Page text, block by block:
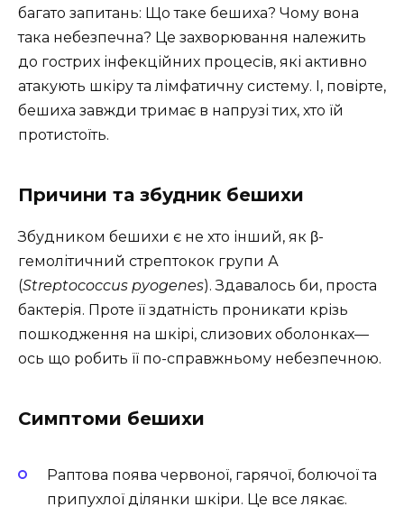
багато запитань: Що таке бешиха? Чому вона
така небезпечна? Це захворювання належить
до гострих інфекційних процесів, які активно
атакують шкіру та лімфатичну систему. І, повірте,
бешиха завжди тримає в напрузі тих, хто їй
протистоїть.
Причини та збудник бешихи
Збудником бешихи є не хто інший, як β-
гемолітичний стрептокок групи А
(Streptococcus pyogenes). Здавалось би, проста
бактерія. Проте її здатність проникати крізь
пошкодження на шкірі, слизових оболонках—
ось що робить її по-справжньому небезпечною.
Симптоми бешихи
Раптова поява червоної, гарячої, болючої та
припухлої ділянки шкіри. Це все лякає.